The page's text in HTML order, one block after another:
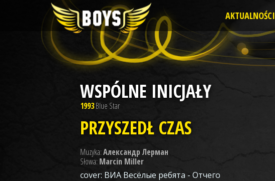
AKTUALNOŚCI
WSPÓLNE INICJAŁY
1993Blue Star
PRZYSZEDŁ CZAS
Muzyka:Александр Лерман
Słowa: Marcin Miller
cover: ВИА Весёлые ребята - Отчего